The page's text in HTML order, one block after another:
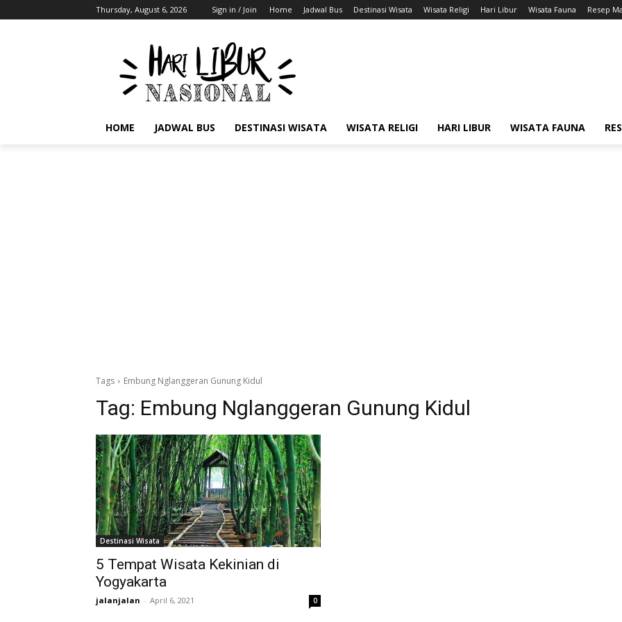
Thursday, August 6, 2026 Sign in / Join Home Jadwal Bus Destinasi Wisata Wisata Religi Hari Libur Wisata Fauna Resep
HOME JADWAL BUS DESTINASI WISATA WISATA RELIGI HARI LIBUR WISATA FAUNA
Tags Embung Nglanggeran Gunung Kidul
Tag: Embung Nglanggeran Gunung Kidul
Destinasi Wisata
5 Tempat Wisata Kekinian di
Yogyakarta
jalanjalan - April 6, 2021 0